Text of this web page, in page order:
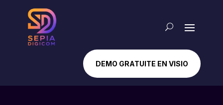
DEMO GRATUITE EN VISIO